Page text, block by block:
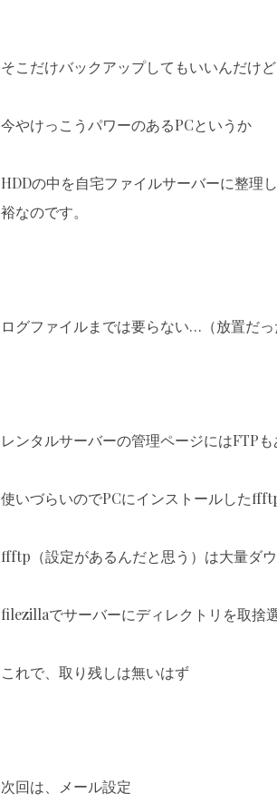
そこだけバックアップしてもいいんだけど
今やけっこうパワーのあるPCというか
HDDの中を自宅ファイルサーバーに整理
裕なのです。
ログファイルまでは要らない…（放置だ
レンタルサーバーの管理ページにはFTP
使いづらいのでPCにインストールした
ffftp（設定があるんだと思う）は大量ダ
filezillaでサーバーにディレクトリを取捨
これで、取り残しは無いはず
次回は、メール設定